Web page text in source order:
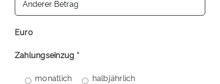
Euro
Zahlungseinzug *
monatlich
halbjährlich